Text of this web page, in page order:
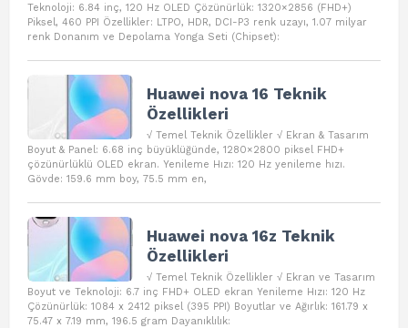
Teknoloji: 6.84 inç, 120 Hz OLED Çözünürlük: 1320×2856 (FHD+)
Piksel, 460 PPI Özellikler: LTPO, HDR, DCI-P3 renk uzayı, 1.07 milyar
renk Donanım ve Depolama Yonga Seti (Chipset):
Huawei nova 16 Teknik
Özellikleri
√ Temel Teknik Özellikler √ Ekran & Tasarım
Boyut & Panel: 6.68 inç büyüklüğünde, 1280×2800 piksel FHD+
çözünürlüklü OLED ekran. Yenileme Hızı: 120 Hz yenileme hızı.
Gövde: 159.6 mm boy, 75.5 mm en,
Huawei nova 16z Teknik
Özellikleri
√ Temel Teknik Özellikler √ Ekran ve Tasarım
Boyut ve Teknoloji: 6.7 inç FHD+ OLED ekran Yenileme Hızı: 120 Hz
Çözünürlük: 1084 x 2412 piksel (395 PPI) Boyutlar ve Ağırlık: 161.79 x
75.47 x 7.19 mm, 196.5 gram Dayanıklılık: